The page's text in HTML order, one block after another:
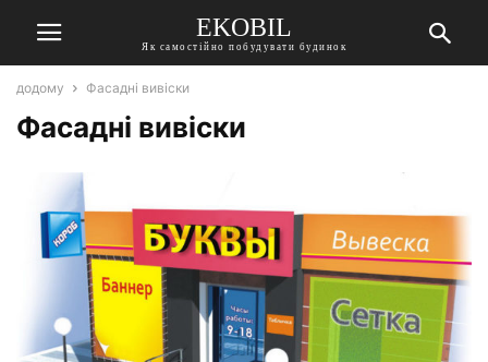
EKOBIL
Як самостійно побудувати будинок
додому Фасадні вивіски
Фасадні вивіски